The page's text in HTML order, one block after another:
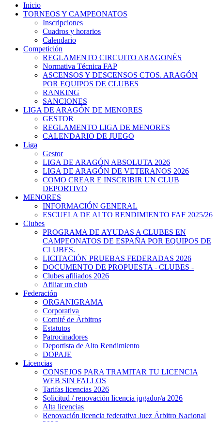
Inicio
TORNEOS Y CAMPEONATOS
Inscripciones
Cuadros y horarios
Calendario
Competición
REGLAMENTO CIRCUITO ARAGONÉS
Normativa Técnica FAP
ASCENSOS Y DESCENSOS CTOS. ARAGÓN
POR EQUIPOS DE CLUBES
RANKING
SANCIONES
LIGA DE ARAGÓN DE MENORES
GESTOR
REGLAMENTO LIGA DE MENORES
CALENDARIO DE JUEGO
Liga
Gestor
LIGA DE ARAGÓN ABSOLUTA 2026
LIGA DE ARAGÓN DE VETERANOS 2026
COMO CREAR E INSCRIBIR UN CLUB
DEPORTIVO
MENORES
INFORMACIÓN GENERAL
ESCUELA DE ALTO RENDIMIENTO FAF 2025/26
Clubes
PROGRAMA DE AYUDAS A CLUBES EN
CAMPEONATOS DE ESPAÑA POR EQUIPOS DE
CLUBES.
LICITACIÓN PRUEBAS FEDERADAS 2026
DOCUMENTO DE PROPUESTA - CLUBES -
Clubes afiliados 2026
Afiliar un club
Federación
ORGANIGRAMA
Corporativa
Comité de Árbitros
Estatutos
Patrocinadores
Deportista de Alto Rendimiento
DOPAJE
Licencias
CONSEJOS PARA TRAMITAR TU LICENCIA
WEB SIN FALLOS
Tarifas licencias 2026
Solicitud / renovación licencia jugador/a 2026
Alta licencias
Renovación licencia federativa Juez Árbitro Nacional